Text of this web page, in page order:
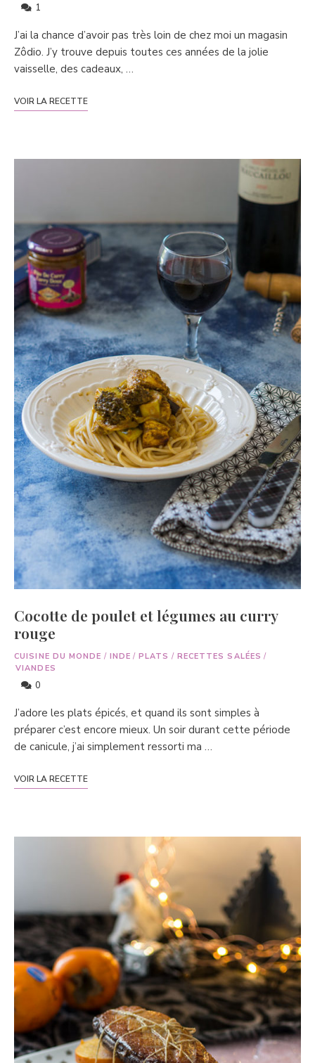
1
J’ai la chance d’avoir pas très loin de chez moi un magasin
Zôdio. J’y trouve depuis toutes ces années de la jolie
vaisselle, des cadeaux, …
VOIR LA RECETTE
Cocotte de poulet et légumes au curry
rouge
CUISINE DU MONDE / INDE / PLATS / RECETTES SALÉES /
VIANDES
0
J’adore les plats épicés, et quand ils sont simples à
préparer c’est encore mieux. Un soir durant cette période
de canicule, j’ai simplement ressorti ma …
VOIR LA RECETTE